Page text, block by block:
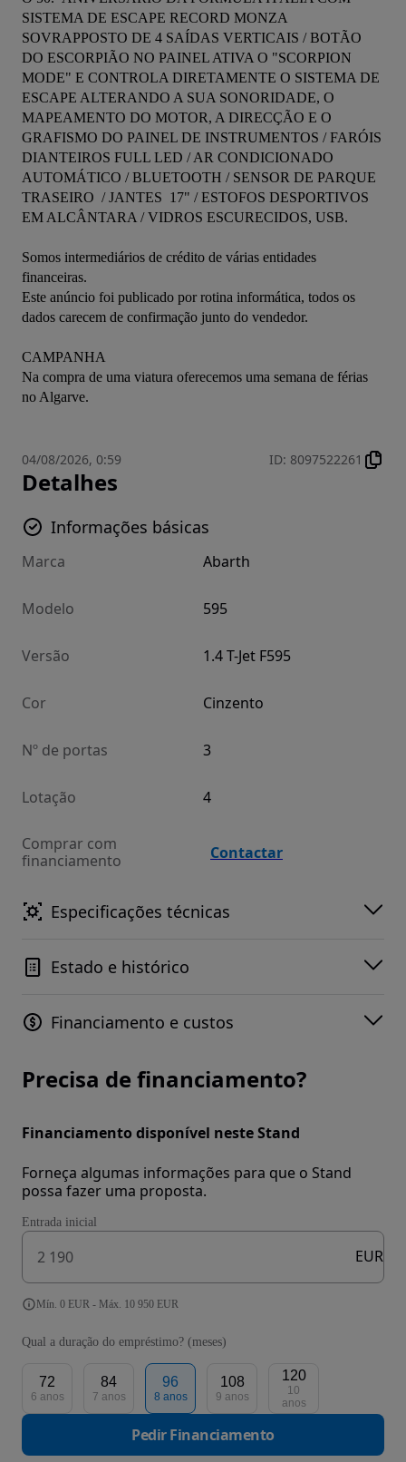
SISTEMA DE ESCAPE RECORD MONZA
SOVRAPPOSTO DE 4 SAÍDAS VERTICAIS / BOTÃO
DO ESCORPIÃO NO PAINEL ATIVA O "SCORPION
MODE" E CONTROLA DIRETAMENTE O SISTEMA DE
ESCAPE ALTERANDO A SUA SONORIDADE, O
MAPEAMENTO DO MOTOR, A DIRECÇÃO E O
GRAFISMO DO PAINEL DE INSTRUMENTOS / FARÓIS
DIANTEIROS FULL LED / AR CONDICIONADO
AUTOMÁTICO / BLUETOOTH / SENSOR DE PARQUE
TRASEIRO  / JANTES  17" / ESTOFOS DESPORTIVOS
EM ALCÂNTARA / VIDROS ESCURECIDOS, USB.
Somos intermediários de crédito de várias entidades
financeiras.
Este anúncio foi publicado por rotina informática, todos os
dados carecem de confirmação junto do vendedor.
CAMPANHA
Na compra de uma viatura oferecemos uma semana de férias
no Algarve.
04/08/2026, 0:59 ID: 8097522261
Detalhes
Informações básicas
Marca Abarth
Modelo 595
Versão 1.4 T-Jet F595
Cor Cinzento
Nº de portas 3
Lotação 4
Comprar com
financiamento
Contactar
Especificações técnicas
Estado e histórico
Financiamento e custos
Precisa de financiamento?
Financiamento disponível neste Stand
Forneça algumas informações para que o Stand
possa fazer uma proposta.
Entrada inicial
EUR
Mín. 0 EUR - Máx. 10 950 EUR
Qual a duração do empréstimo? (meses)
72
6 anos
84
7 anos
96
8 anos
108
9 anos
120
10
anos
Pedir Financiamento